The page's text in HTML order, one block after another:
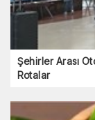
Şehirler Arası
Rotalar